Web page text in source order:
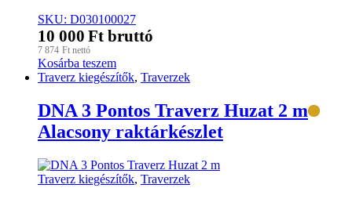
SKU: D030100027
10 000 Ft bruttó
7 874 Ft nettó
Kosárba teszem
Traverz kiegészítők, Traverzek
DNA 3 Pontos Traverz Huzat 2 m
Alacsony raktárkészlet
Traverz kiegészítők, Traverzek